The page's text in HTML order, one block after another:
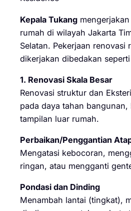
Kepala Tukang
rumah di wilayah Jakarta
Selatan. Pekerjaan renovasi
dikerjakan dibedakan
1. Renovasi Skala Besar
Renovasi struktur dan
pada daya tahan bangunan,
tampilan luar rumah.
Perbaikan/Penggantian
Mengatasi kebocoran,
ringan, atau mengganti
Pondasi dan Dinding
Menambah lantai (tingkat),